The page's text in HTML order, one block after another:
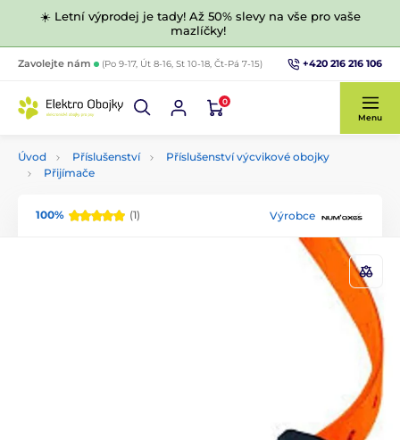
☀️ Letní výprodej je tady! Až 50% slevy na vše pro vaše
mazlíčky!
Zavolejte nám (Po 9-17, Út 8-16, St 10-18, Čt-Pá 7-15) +420 216 216 106
0
Menu
Úvod Příslušenství
Příslušenství výcvikové obojky
Přijímače
100% (1) Výrobce